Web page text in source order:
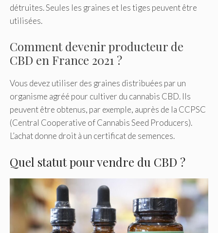
détruites. Seules les graines et les tiges peuvent être
utilisées.
Comment devenir producteur de
CBD en France 2021 ?
Vous devez utiliser des graines distribuées par un
organisme agréé pour cultiver du cannabis CBD. Ils
peuvent être obtenus, par exemple, auprès de la CCPSC
(Central Cooperative of Cannabis Seed Producers).
L’achat donne droit à un certificat de semences.
Quel statut pour vendre du CBD ?